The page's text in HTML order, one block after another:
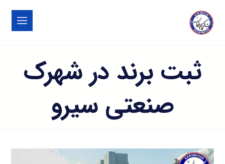
ثبت برند در شهرک
صنعتی سيرو